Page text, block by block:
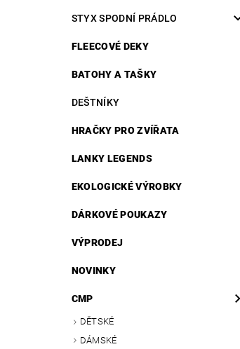
STYX SPODNÍ PRÁDLO
FLEECOVÉ DEKY
BATOHY A TAŠKY
DEŠTNÍKY
HRAČKY PRO ZVÍŘATA
LANKY LEGENDS
EKOLOGICKÉ VÝROBKY
DÁRKOVÉ POUKAZY
VÝPRODEJ
NOVINKY
CMP
DĚTSKÉ
DÁMSKÉ